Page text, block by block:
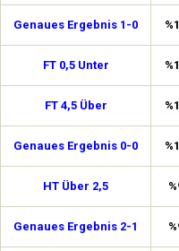
Genaues Ergebnis 1-0
FT 0,5 Unter
FT 4,5 Über
Genaues Ergebnis 0-0
HT Über 2,5
Genaues Ergebnis 2-1